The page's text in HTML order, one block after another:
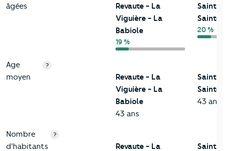
âgées
Revaute - La
Viguière - La
Babiole
19 %
Saint-
Sainte-
20 %
Age
moyen
?
Revaute - La
Viguière - La
Babiole
43 ans
Saint-
Sainte-
43 ans
Nombre
d'habitants
?
Revaute - La
Saint-